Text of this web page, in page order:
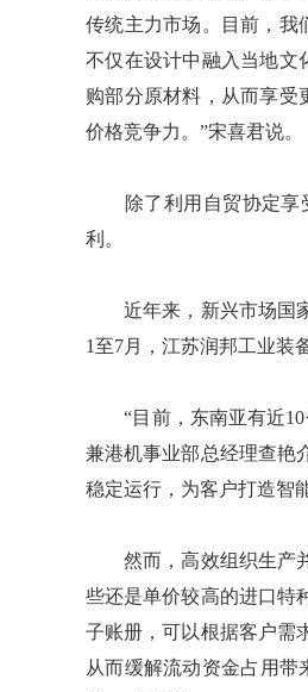
传统主力市场。目前，我
不仅在设计中融入当地文
购部分原材料，从而享受
价格竞争力。”宋喜君说。
除了利用自贸协定享受
利。
近年来，新兴市场国家
1至7月，江苏润邦工业装
“目前，东南亚有近10
兼港机事业部总经理查艳
稳定运行，为客户打造智
然而，高效组织生产并
些还是单价较高的进口特
子账册，可以根据客户需
从而缓解流动资金占用带